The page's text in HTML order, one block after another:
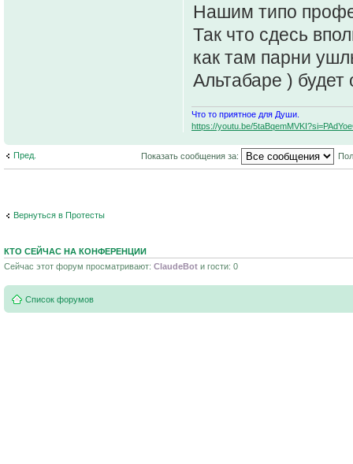
Нашим типо
Так что сдесь
как там парни
Альтабаре ) будет
Что то приятное для Души.
https://youtu.be/
Пред. Показать сообщения за:
Вернуться в Протесты
КТО СЕЙЧАС НА КОНФЕРЕНЦИИ
Сейчас этот форум просматривают: ClaudeBot и гости: 0
Список форумов